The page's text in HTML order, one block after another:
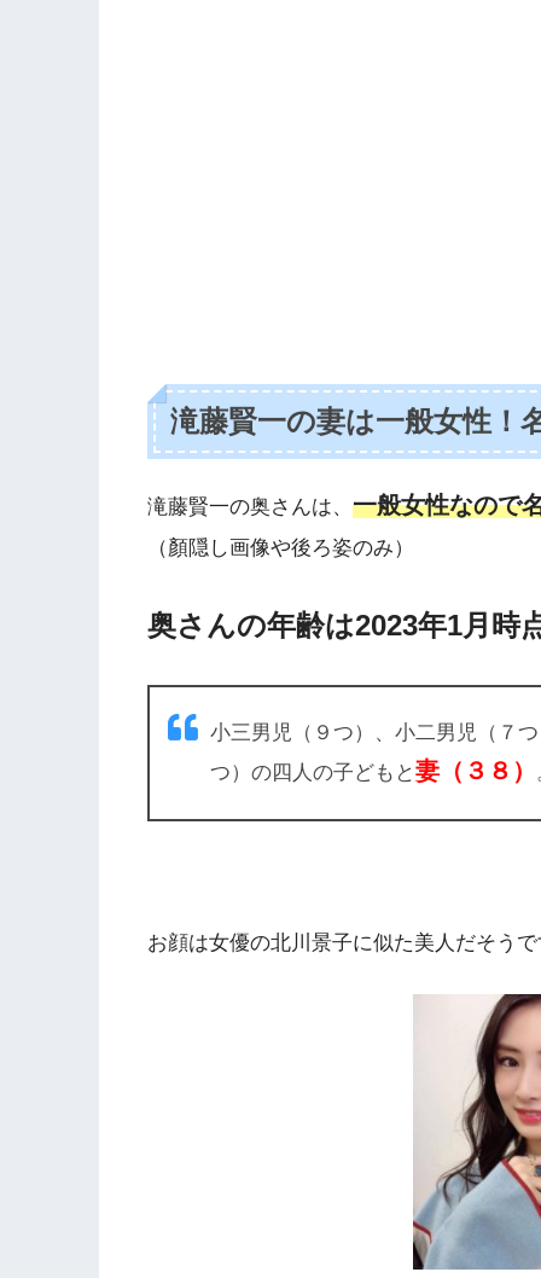
滝藤賢一の妻は一般女性！
滝藤賢一の奥さんは、 一般女性なので
（顏隠し画像や後ろ姿のみ）
奥さんの年齢は2023年1月時
小三男児（９つ）、小二男児（７
つ）の四人の子どもと妻（３８）
お顔は女優の北川景子に似た美人だそうで